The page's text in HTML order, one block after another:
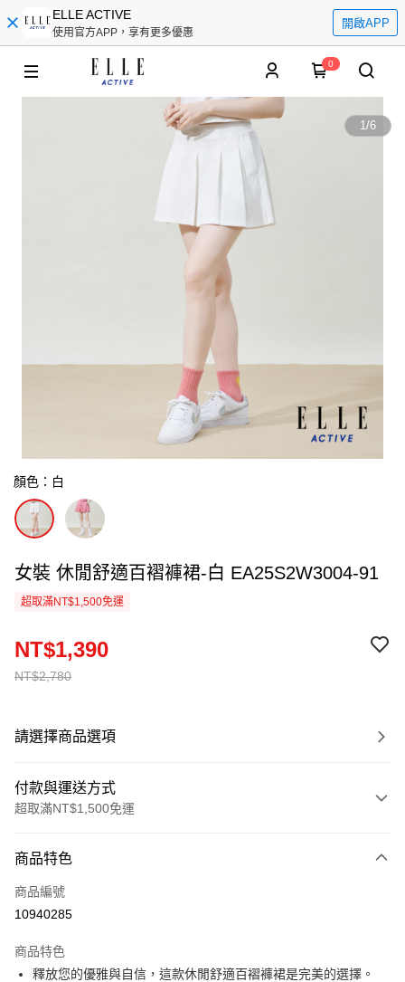
ELLE ACTIVE
使用官方APP，享有更多優惠
開啟APP
0
1/6
顏色：白
女裝 休閒舒適百褶褲裙-白 EA25S2W3004-91
超取滿NT$1,500免運
NT$2,780
NT$1,390
請選擇商品選項
付款與運送方式
超取滿NT$1,500免運
信用卡一次付款
超商取貨付款
Apple Pay
商品特色
商品編號
10940285
商品特色
釋放您的優雅與自信，這款休閒舒適百褶褲裙是完美的選擇。